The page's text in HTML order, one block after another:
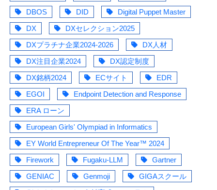
DBOS
DID
Digital Puppet Master
DX
DXセレクション2025
DXプラチナ企業2024-2026
DX人材
DX注目企業2024
DX認定制度
DX銘柄2024
ECサイト
EDR
EGOI
Endpoint Detection and Response
ERA ローン
European Girls' Olympiad in Informatics
EY World Entrepreneur Of The Year™ 2024
Firework
Fugaku-LLM
Gartner
GENIAC
Genmoji
GIGAスクール